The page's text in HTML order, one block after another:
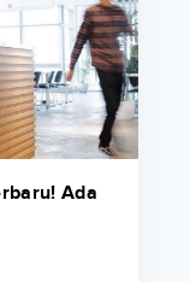
Ada